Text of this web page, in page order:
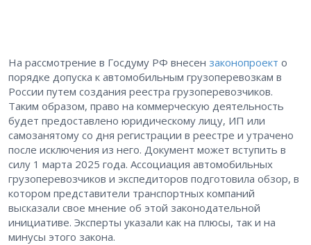
На рассмотрение в Госдуму РФ внесен законопроект о
порядке допуска к автомобильным грузоперевозкам в
России путем создания реестра грузоперевозчиков.
Таким образом, право на коммерческую деятельность
будет предоставлено юридическому лицу, ИП или
самозанятому со дня регистрации в реестре и утрачено
после исключения из него. Документ может вступить в
силу 1 марта 2025 года. Ассоциация автомобильных
грузоперевозчиков и экспедиторов подготовила обзор, в
котором представители транспортных компаний
высказали свое мнение об этой законодательной
инициативе. Эксперты указали как на плюсы, так и на
минусы этого закона.